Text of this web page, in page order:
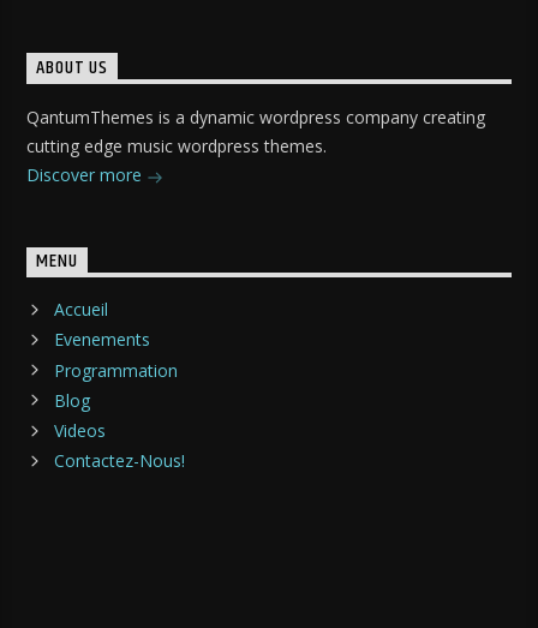
ABOUT US
QantumThemes is a dynamic wordpress company creating
cutting edge music wordpress themes.
Discover more
MENU
Accueil
Evenements
Programmation
Blog
Videos
Contactez-Nous!